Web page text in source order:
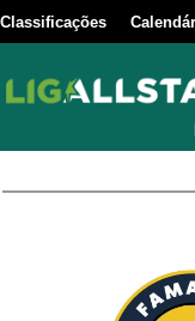
Classificações